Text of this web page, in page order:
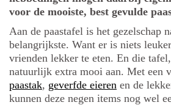
voor de mooiste, best gevulde
Aan de paastafel is het gezelschap
belangrijkste. Want er is niets
vrienden lekker te eten. En die
natuurlijk extra mooi aan. Met een
paastak, geverfde eieren en de
kunnen deze negen items nog wel